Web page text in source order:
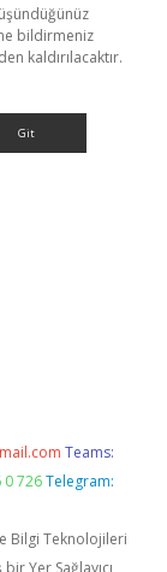
bildirmeniz
kaldırılacaktır.
Teams:
0 726 Telegram:
Bilgi Teknolojileri
Yer Sağlayıcı